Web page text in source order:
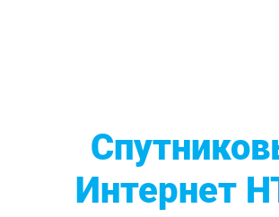
Интернет